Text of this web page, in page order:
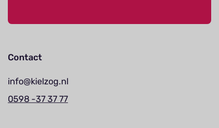
Contact
info@kielzog.nl
0598 -37 37 77